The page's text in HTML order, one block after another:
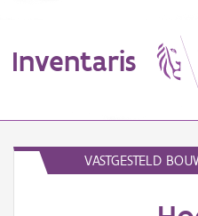
Inventaris
VASTGESTELD